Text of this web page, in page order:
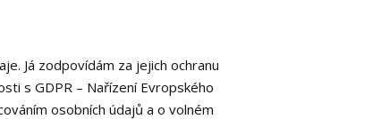
Já zodpovídám za jejich ochranu
s GDPR – Nařízení Evropského
osobních údajů a o volném